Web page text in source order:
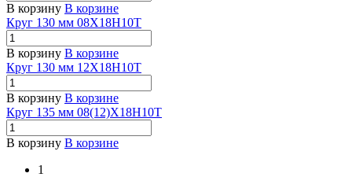
В корзину В корзине
Круг 130 мм 08Х18Н10Т
В корзину В корзине
Круг 130 мм 12Х18Н10Т
В корзину В корзине
Круг 135 мм 08(12)Х18Н10Т
В корзину В корзине
1